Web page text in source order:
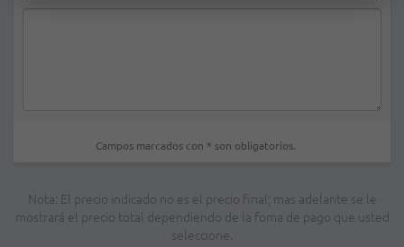
Campos marcados con * son obligatorios.
Nota: El precio indicado no es el precio final; mas adelante se le
mostrará el precio total dependiendo de la foma de pago que usted
seleccione.